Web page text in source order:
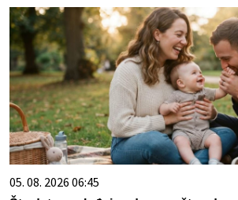
05. 08. 2026 06:45